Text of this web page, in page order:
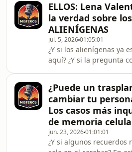
montañistas relaten
presencias protectoras,
con damas blancas,
inquietante sensación
invisible camina junto a ellos?
vídeo conversamos con
Martínez, autor de
sagradas, para explorar
ELLOS: Lena
la verdad sobre los
ALIENÍGENAS
jul. 5, 202601:05:01
¿Y si los alienígenas ya
aquí? ¿Y si la pregunta
Lena Valenti habla de lo
considera la existencia
alienígenas, de los
rodean los aeroglifos, los
campos de cultivo y las
podrían estar llegando
¿Puede un
cambiar tu
Los casos más
de memoria
jun. 23, 202601:01:01
¿Y si algunos recuerdos